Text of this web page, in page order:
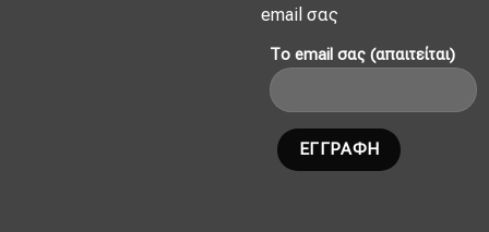
email σας
Το email σας (απαιτείται)